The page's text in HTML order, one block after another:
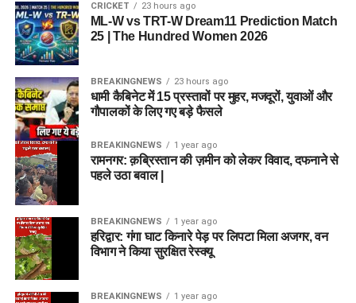
CRICKET 23 hours ago
ML-W vs TRT-W Dream11 Prediction Match
25 | The Hundred Women 2026
BREAKINGNEWS 23 hours ago
धामी कैबिनेट में 15 प्रस्तावों पर मुहर, मजदूरों, युवाओं और
गौपालकों के लिए गए बड़े फैसले
BREAKINGNEWS 1 year ago
रामनगर: क़ब्रिस्तान की ज़मीन को लेकर विवाद, दफनाने से
पहले उठा बवाल |
BREAKINGNEWS 1 year ago
हरिद्वार: गंगा घाट किनारे पेड़ पर लिपटा मिला अजगर, वन
विभाग ने किया सुरक्षित रेस्क्यू
BREAKINGNEWS 1 year ago